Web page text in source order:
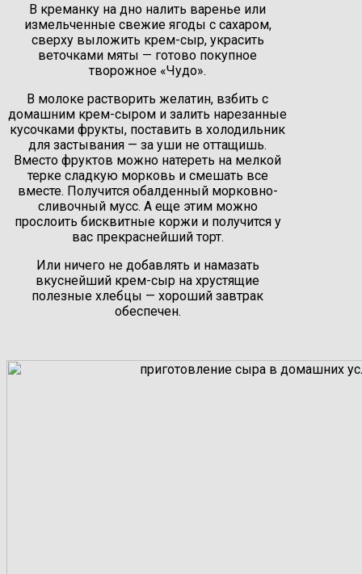
В креманку на дно налить варенье или
измельченные свежие ягоды с сахаром,
сверху выложить крем-сыр, украсить
веточками мяты — готово покупное
творожное «Чудо».
В молоке растворить желатин, взбить с
домашним крем-сыром и залить нарезанные
кусочками фрукты, поставить в холодильник
для застывания — за уши не оттащишь.
Вместо фруктов можно натереть на мелкой
терке сладкую морковь и смешать все
вместе. Получится обалденный морковно-
сливочный мусс. А еще этим можно
прослоить бисквитные коржи и получится у
вас прекраснейший торт.
Или ничего не добавлять и намазать
вкуснейший крем-сыр на хрустящие
полезные хлебцы — хороший завтрак
обеспечен.